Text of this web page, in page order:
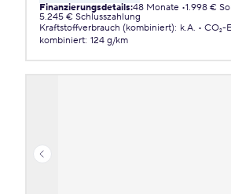
Finanzierungsdetails:48 Monate 1.998 €
5.245 € Schlusszahlung
Kraftstoffverbrauch (kombiniert): k.A.
CO₂-
kombiniert: 124 g/km